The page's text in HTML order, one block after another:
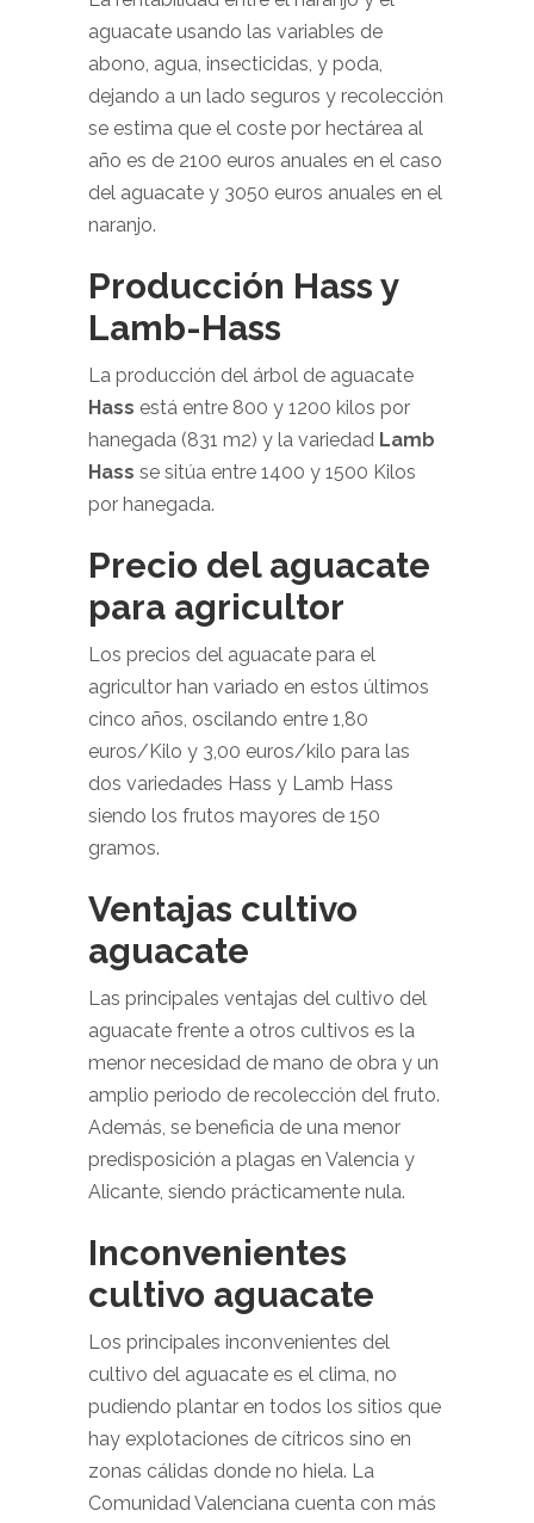
aguacate usando las variables de
abono, agua, insecticidas, y poda,
dejando a un lado seguros y recolección
se estima que el coste por hectárea al
año es de 2100 euros anuales en el caso
del aguacate y 3050 euros anuales en el
naranjo.
Producción Hass y
Lamb-Hass
La producción del árbol de aguacate
Hass está entre 800 y 1200 kilos por
hanegada (831 m2) y la variedad Lamb
Hass se sitúa entre 1400 y 1500 Kilos
por hanegada.
Precio del aguacate
para agricultor
Los precios del aguacate para el
agricultor han variado en estos últimos
cinco años, oscilando entre 1,80
euros/Kilo y 3,00 euros/kilo para las
dos variedades Hass y Lamb Hass
siendo los frutos mayores de 150
gramos.
Ventajas cultivo
aguacate
Las principales ventajas del cultivo del
aguacate frente a otros cultivos es la
menor necesidad de mano de obra y un
amplio periodo de recolección del fruto.
Además, se beneficia de una menor
predisposición a plagas en Valencia y
Alicante, siendo prácticamente nula.
Inconvenientes
cultivo aguacate
Los principales inconvenientes del
cultivo del aguacate es el clima, no
pudiendo plantar en todos los sitios que
hay explotaciones de cítricos sino en
zonas cálidas donde no hiela. La
Comunidad Valenciana cuenta con más